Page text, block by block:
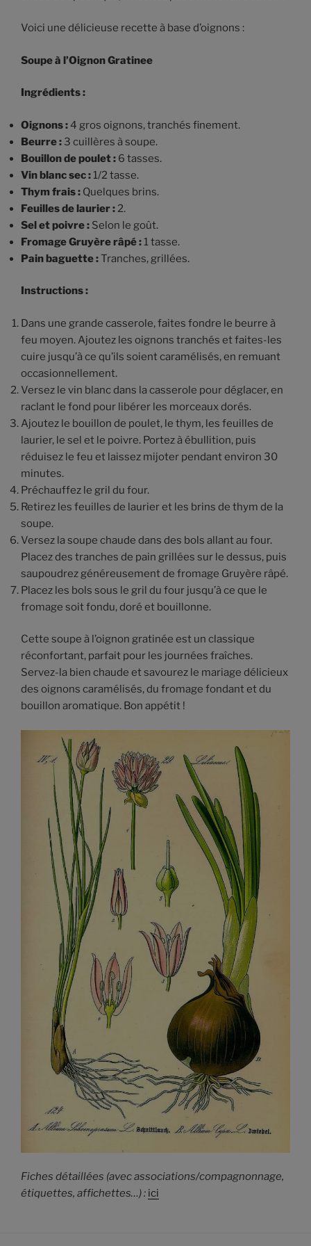
Voici une délicieuse recette à base d’oignons :
Soupe à l’Oignon Gratinee
Ingrédients :
Oignons :4 gros oignons, tranchés finement.
Beurre : 3 cuillères à soupe.
Bouillon de poulet : 6 tasses.
Vin blanc sec :1/2 tasse.
Thym frais : Quelques brins.
Feuilles de laurier : 2.
Sel et poivre : Selon le goût.
Fromage Gruyère râpé :1 tasse.
Pain baguette :Tranches, grillées.
Instructions :
Dans une grande casserole, faites fondre le beurre à
feu moyen. Ajoutez les oignons tranchés et faites-les
cuire jusqu’à ce qu’ils soient caramélisés, en remuant
occasionnellement.
Versez le vin blanc dans la casserole pour déglacer, en
raclant le fond pour libérer les morceaux dorés.
Ajoutez le bouillon de poulet, le thym, les feuilles de
laurier, le sel et le poivre. Portez à ébullition, puis
réduisez le feu et laissez mijoter pendant environ 30
minutes.
Préchauffez le gril du four.
Retirez les feuilles de laurier et les brins de thym de la
soupe.
Versez la soupe chaude dans des bols allant au four.
Placez des tranches de pain grillées sur le dessus, puis
saupoudrez généreusement de fromage Gruyère râpé.
Placez les bols sous le gril du four jusqu’à ce que le
fromage soit fondu, doré et bouillonne.
Cette soupe à l’oignon gratinée est un classique
réconfortant, parfait pour les journées fraîches.
Servez-la bien chaude et savourez le mariage délicieux
des oignons caramélisés, du fromage fondant et du
bouillon aromatique. Bon appétit !
Fiches détaillées (avec associations/compagnonnage,
étiquettes, affichettes…) : ici